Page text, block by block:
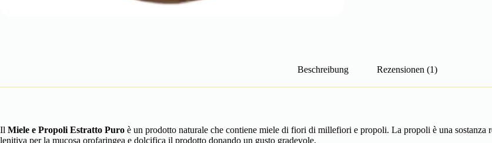
Beschreibung Rezensionen (1)
Il Miele e Propoli Estratto Puro è un prodotto naturale che contiene miele di fiori di millefiori e propoli. La propoli è una sostanza
lenitiva per la mucosa orofaringea e dolcifica il prodotto donando un gusto gradevole.